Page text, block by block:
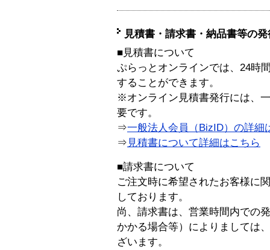
見積書・請求書・納品書等の
■見積書について
ぷらっとオンラインでは、24時
することができます。
※オンライン見積書発行には、
要です。
⇒一般法人会員（BizID）の詳細
⇒ 見積書について詳細はこちら
■請求書について
ご注文時に希望されたお客様に
しております。
尚、請求書は、営業時間内での
かかる場合等）によりましては
ざいます。